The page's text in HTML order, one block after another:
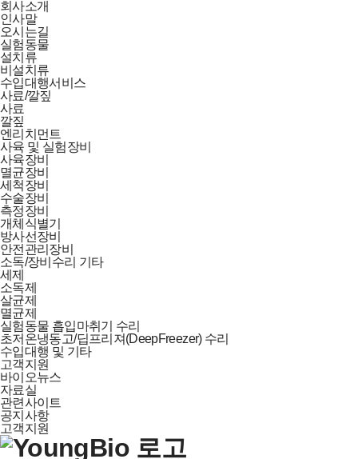
회사소개
인사말
오시는길
실험동물
설치류
비설치류
수입대행서비스
사료/깔짚
사료
깔짚
엔리치먼트
사육 및 실험장비
사육장비
멸균장비
세척장비
수술장비
측정장비
개체식별기
방사선장비
안전관리장비
소독/장비수리 기타
세제
소독제
살균제
멸균제
실험동물 흡입마취기 수리
초저온냉동고/딥프리져(DeepFreezer) 수리
수입대행 및 기타
고객지원
바이오뉴스
자료실
관련사이트
공지사항
고객지원